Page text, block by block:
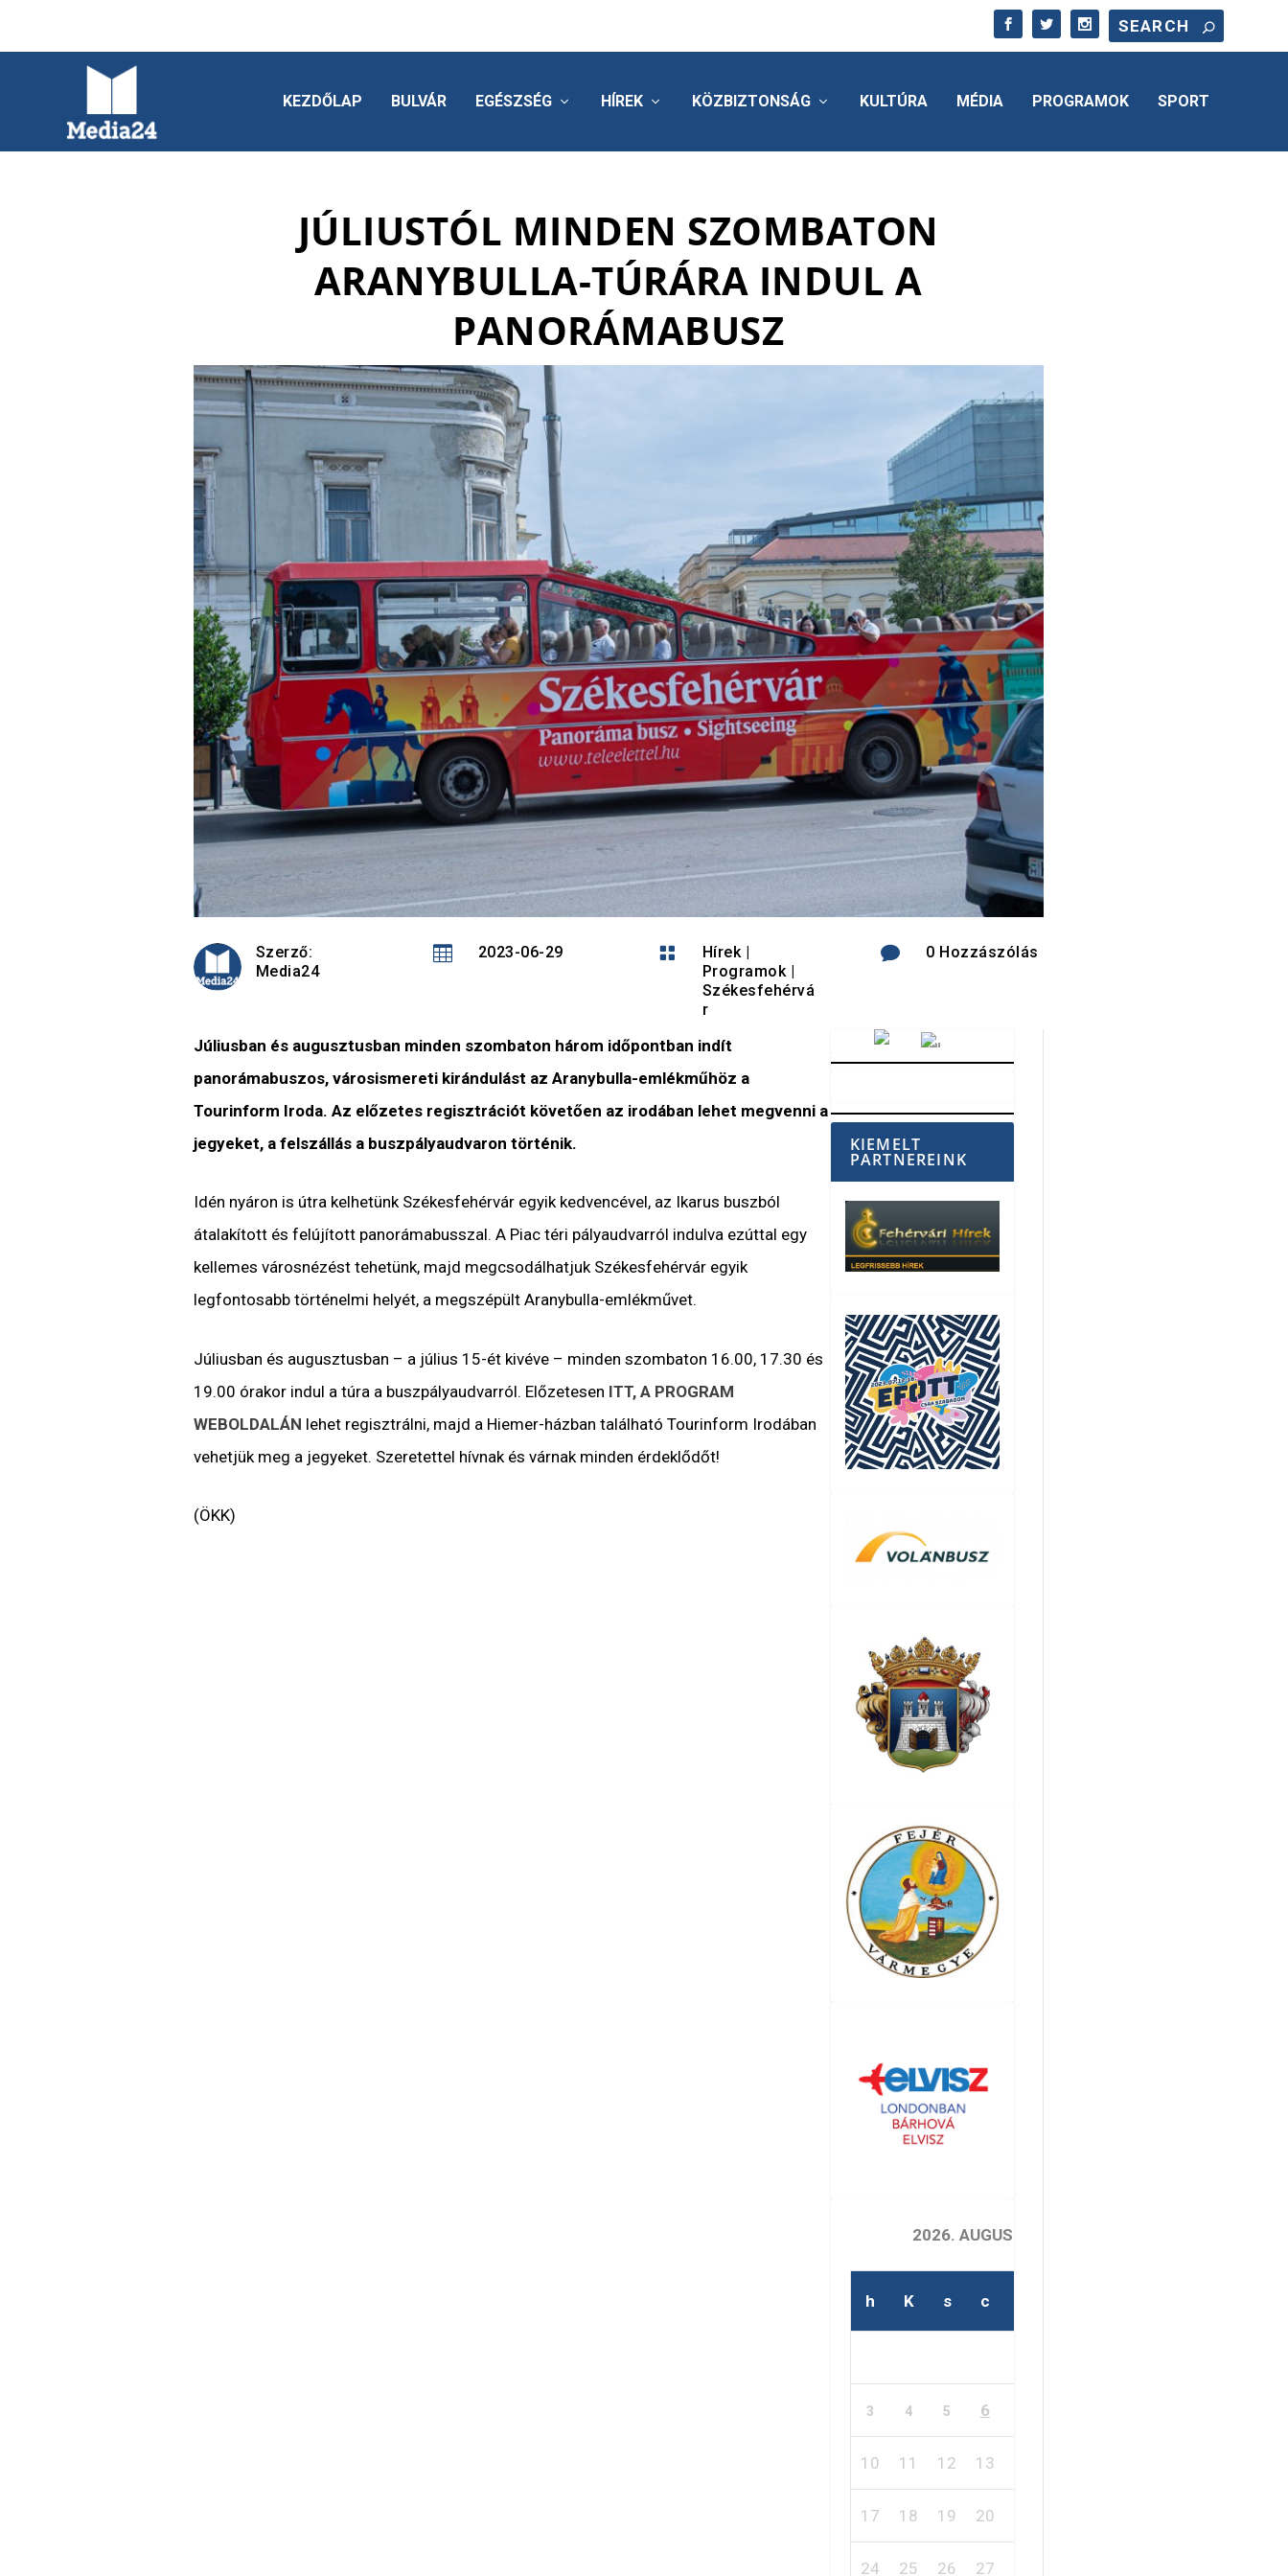
KEZDŐLAP BULVÁR EGÉSZSÉG HÍREK KÖZBIZTONSÁG KULTÚRA MÉDIA PROGRAMOK SPORT
JÚLIUSTÓL MINDEN SZOMBATON
ARANYBULLA-TÚRÁRA INDUL A
PANORÁMABUSZ
Szerző:
Media24
 2023-06-29  Hírek|
Programok|
Székesfehérvá
r
 0 Hozzászólás
Júliusban és augusztusban minden szombaton három időpontban indít
panorámabuszos, városismereti kirándulást az Aranybulla-emlékműhöz a
Tourinform Iroda. Az előzetes regisztrációt követően az irodában lehet megvenni a
jegyeket, a felszállás a buszpályaudvaron történik.
Idén nyáron is útra kelhetünk Székesfehérvár egyik kedvencével, az Ikarus buszból
átalakított és felújított panorámabusszal. A Piac téri pályaudvarról indulva ezúttal egy
kellemes városnézést tehetünk, majd megcsodálhatjuk Székesfehérvár egyik
legfontosabb történelmi helyét, a megszépült Aranybulla-emlékművet.
Júliusban és augusztusban – a július 15-ét kivéve – minden szombaton 16.00, 17.30 és
19.00 órakor indul a túra a buszpályaudvarról. Előzetesen ITT, A PROGRAM
WEBOLDALÁN lehet regisztrálni, majd a Hiemer-házban található Tourinform Irodában
vehetjük meg a jegyeket. Szeretettel hívnak és várnak minden érdeklődőt!
(ÖKK)
KIEMELT
PARTNEREINK
2026. AUGUSZTUS
h K s c
3 4 5 6
10 11 12 13
17 18 19 20
24 25 26 27